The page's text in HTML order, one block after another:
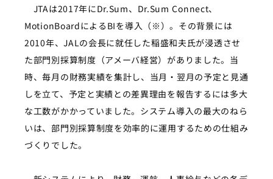
JTAは2017年にDr.Sum、Dr.Sum Connect、
MotionBoardによるBIを導入（※）。その背景には
2010年、JALの会長に就任した稲盛和夫氏が浸透させ
た部門別採算制度（アメーバ経営）がありました。当
時、毎月の財務実績を集計し、当月・翌月の予定と見通
しを立て、予定と実績との差異理由を報告するには多大
な工数がかかっていました。システム導入の最大のねら
いは、部門別採算制度を効率的に運用するための仕組み
づくりでした。